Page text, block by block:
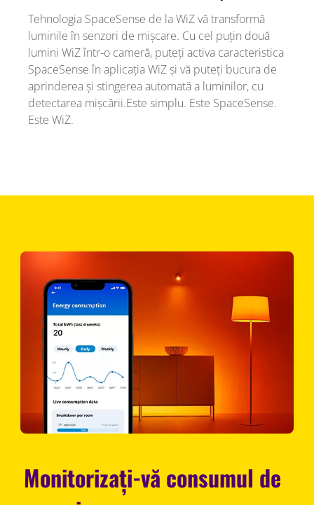
Tehnologia SpaceSense de la WiZ vă transformă
luminile în senzori de mișcare. Cu cel puțin două
lumini WiZ într-o cameră, puteți activa caracteristica
SpaceSense în aplicația WiZ și vă puteți bucura de
aprinderea și stingerea automată a luminilor, cu
detectarea mișcării.Este simplu. Este SpaceSense.
Este WiZ.
Monitorizați-vă consumul de